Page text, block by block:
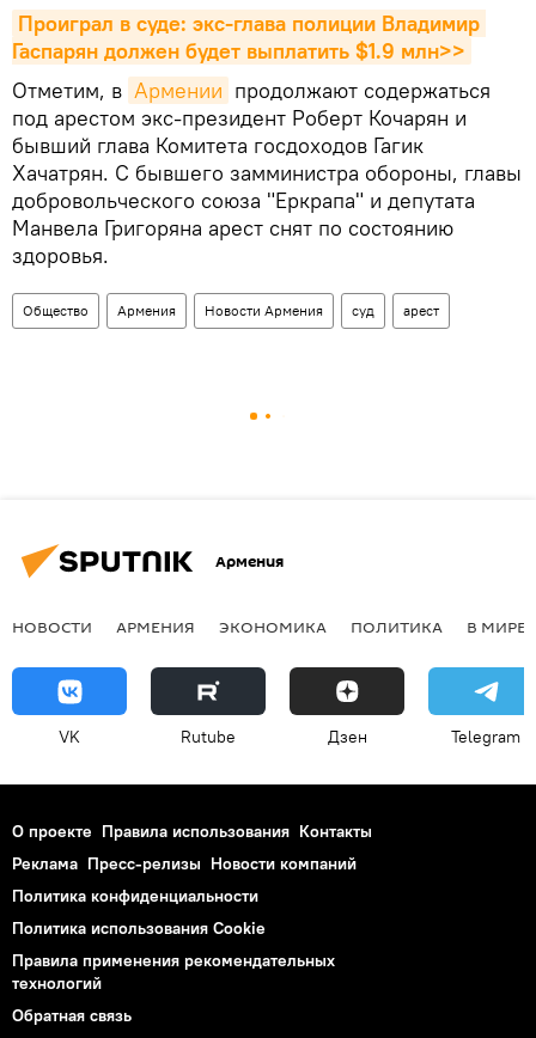
Проиграл в суде: экс-глава полиции Владимир
Гаспарян должен будет выплатить $1.9 млн>>
Отметим, в Армении продолжают содержаться
под арестом экс-президент Роберт Кочарян и
бывший глава Комитета госдоходов Гагик
Хачатрян. С бывшего замминистра обороны, главы
добровольческого союза "Еркрапа" и депутата
Манвела Григоряна арест снят по состоянию
здоровья.
Общество Армения Новости Армения суд арест
Армения
НОВОСТИ АРМЕНИЯ ЭКОНОМИКА ПОЛИТИКА В МИРЕ
VK Rutube Дзен Telegram
О проекте Правила использования Контакты
Реклама Пресс-релизы Новости компаний
Политика конфиденциальности
Политика использования Cookie
Правила применения рекомендательных
технологий
Обратная связь